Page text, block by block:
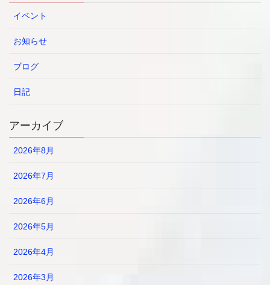
イベント
お知らせ
ブログ
日記
アーカイブ
2026年8月
2026年7月
2026年6月
2026年5月
2026年4月
2026年3月